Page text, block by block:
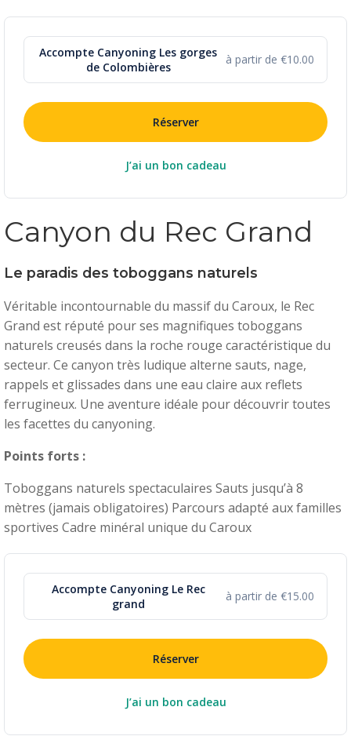
Accompte Canyoning Les gorges
de Colombières
à partir de €10.00
Réserver
J’ai un bon cadeau
Canyon du Rec Grand
Le paradis des toboggans naturels
Véritable incontournable du massif du Caroux, le Rec
Grand est réputé pour ses magnifiques toboggans
naturels creusés dans la roche rouge caractéristique du
secteur. Ce canyon très ludique alterne sauts, nage,
rappels et glissades dans une eau claire aux reflets
ferrugineux. Une aventure idéale pour découvrir toutes
les facettes du canyoning.
Points forts :
Toboggans naturels spectaculaires Sauts jusqu’à 8
mètres (jamais obligatoires) Parcours adapté aux familles
sportives Cadre minéral unique du Caroux
Accompte Canyoning Le Rec
grand
à partir de €15.00
Réserver
J’ai un bon cadeau